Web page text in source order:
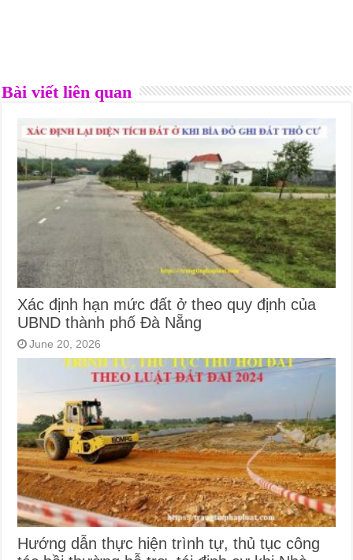
Bài viết liên quan
Xác định hạn mức đất ở theo quy định của
UBND thành phố Đà Nẵng
June 20, 2026
Hướng dẫn thực hiện trình tự, thủ tục công